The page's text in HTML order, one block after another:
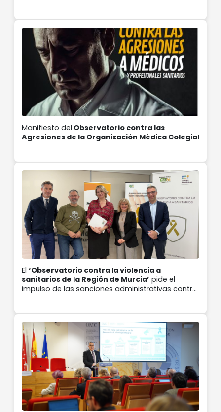
Manifiesto del Observatorio contra las
Agresiones de la Organización Médica Colegial
El ‘Observatorio contra la violencia a
sanitarios de la Región de Murcia’ pide el
impulso de las sanciones administrativas contra